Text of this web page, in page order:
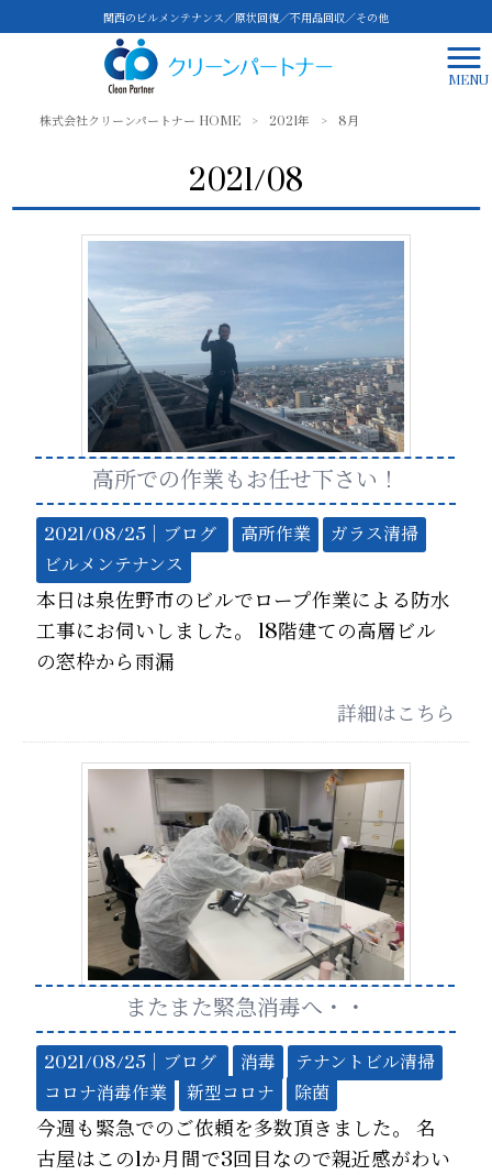
関西のビルメンテナンス／原状回復／不用品回収／その他
MENU
株式会社クリーンパートナー HOME > 2021年 > 8月
2021/08
高所での作業もお任せ下さい！
2021/08/25｜ ブログ 高所作業
ガラス清掃
ビルメンテナンス
本日は泉佐野市のビルでロープ作業による防水
工事にお伺いしました。 18階建ての高層ビル
の窓枠から雨漏
詳細はこちら
またまた緊急消毒へ・・
2021/08/25｜ ブログ 消毒
テナントビル清掃
コロナ消毒作業
新型コロナ 除菌
今週も緊急でのご依頼を多数頂きました。 名
古屋はこの1か月間で3回目なので親近感がわい